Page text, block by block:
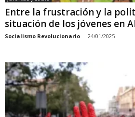
Entre la frustración y la
situación de los jóvenes en
Socialismo Revolucionario - 24/01/2025